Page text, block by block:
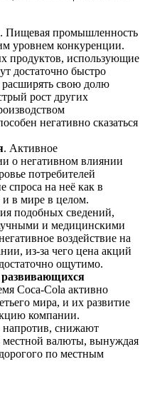
. Пищевая промышленность
уровнем конкуренции.
продуктов, использующие
достаточно быстро
расширять свою долю
рост других
негативно сказаться
. Активное
о негативном влиянии
потребителей
спроса на неё как в
и в мире в целом.
подобных сведений,
и медицинскими
воздействие на
из-за чего цена акций
ощутимо.
развивающихся
Coca-Cola активно
мира, и их развитие
компании.
снижают
местной валюты, вынуждая
по местным